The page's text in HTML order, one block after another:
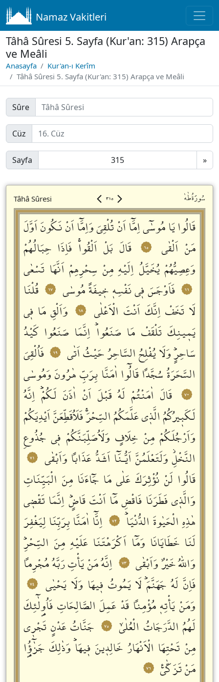
Namaz Vakitleri
Tâhâ Sûresi 5. Sayfa (Kur'an: 315) Arapça
ve Meâli
Anasayfa
Kur'an-ı Kerîm
Tâhâ Sûresi 5. Sayfa (Kur'an: 315) Arapça ve Meâli
Sûre
Cüz
Sayfa »
Tâhâ Sûresi ٣١٥ سُورَةُطٰهٰ
قَالُوا يَا مُوسٰٓى اِمَّٓا اَنْ تُلْقِيَ وَاِمَّٓا اَنْ نَكُونَ اَوَّلَ
مَنْ اَلْقٰى
٦٥
قَالَ بَلْ اَلْقُواۚ فَاِذَا حِبَالُهُمْ
وَعِصِيُّهُمْ يُخَيَّلُ اِلَيْهِ مِنْ سِحْرِهِمْ اَنَّهَا تَسْعٰى
٦٦ فَاَوْجَسَ فٖي نَفْسِهٖ خٖيفَةً مُوسٰى ٦٧
قُلْنَا
لَا تَخَفْ اِنَّكَ اَنْتَ الْاَعْلٰى
٦٨
وَاَلْقِ مَا فٖي
يَمٖينِكَ تَلْقَفْ مَا صَنَعُواؕ اِنَّمَا صَنَعُوا كَيْدُ
سَاحِرٍؕ وَلَا يُفْلِحُ السَّاحِرُ حَيْثُ اَتٰى
٦٩
فَاُلْقِيَ
السَّحَرَةُ سُجَّداً قَالُٓوا اٰمَنَّا بِرَبِّ هٰرُونَ وَمُوسٰى
٧٠
قَالَ اٰمَنْتُمْ لَهُ قَبْلَ اَنْ اٰذَنَ لَكُمْؕ اِنَّهُ
لَكَبٖيرُكُمُ الَّذٖي عَلَّمَكُمُ السِّحْرَۚ فَلَاُقَطِّعَنَّ اَيْدِيَكُمْ
وَاَرْجُلَكُمْ مِنْ خِلَافٍ وَلَاُصَلِّبَنَّكُمْ فٖي جُذُوعِ
النَّخْلِؗ وَلَتَعْلَمُنَّ اَيُّـنَٓا اَشَدُّ عَذَاباً وَاَبْقٰى
٧١
قَالُوا لَنْ نُؤْثِرَكَ عَلٰى مَا جَٓاءَنَا مِنَ الْبَيِّنَاتِ
وَالَّذٖي فَطَرَنَا فَاقْضِ مَٓا اَنْتَ قَاضٍؕ اِنَّمَا تَقْضٖي
هٰذِهِ الْحَيٰوةَ الدُّنْيَاؕ
٧٢
اِنَّٓا اٰمَنَّا بِرَبِّنَا لِيَغْفِرَ
لَنَا خَطَايَانَا وَمَٓا اَكْرَهْتَنَا عَلَيْهِ مِنَ السِّحْرِؕ
وَاللّٰهُ خَيْرٌ وَاَبْقٰى
٧٣
اِنَّهُ مَنْ يَأْتِ رَبَّهُ مُجْرِماً
فَاِنَّ لَهُ جَهَنَّمَؕ لَا يَمُوتُ فٖيهَا وَلَا يَحْيٰى
٧٤
وَمَنْ يَأْتِهٖ مُؤْمِناً قَدْ عَمِلَ الصَّالِحَاتِ فَاُو۬لٰٓئِكَ
لَهُمُ الدَّرَجَاتُ الْعُلٰىۙ
٧٥
جَنَّاتُ عَدْنٍ تَجْرٖي
مِنْ تَحْتِهَا الْاَنْهَارُ خَالِدٖينَ فٖيهَاؕ وَذٰلِكَ جَزٰٓؤُ۬ا
مَنْ تَزَكّٰىࣖ
٧٦